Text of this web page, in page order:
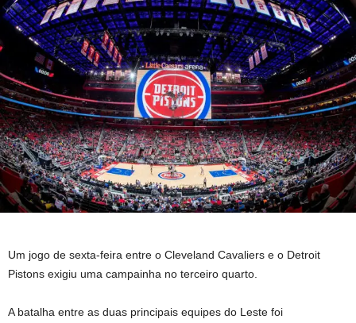
Um jogo de sexta-feira entre o Cleveland Cavaliers e o Detroit
Pistons exigiu uma campainha no terceiro quarto.
A batalha entre as duas principais equipes do Leste foi